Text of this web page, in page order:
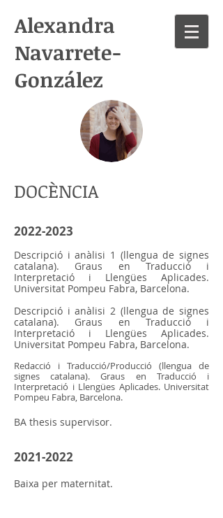
Alexandra
Navarrete-
González
DOCÈNCIA
2022-2023
Descripció i anàlisi 1 (llengua de signes
catalana). Graus en Traducció i
Interpretació i Llengües Aplicades.
Universitat Pompeu Fabra, Barcelona.
Descripció i anàlisi 2 (llengua de signes
catalana). Graus en Traducció i
Interpretació i Llengües Aplicades.
Universitat Pompeu Fabra, Barcelona.
Redacció i Traducció/Producció (llengua de
signes catalana).Graus en Traducció i
Interpretació i Llengües Aplicades. Universitat
Pompeu Fabra, Barcelona.
BA thesis supervisor.
2021-2022
Baixa per maternitat.